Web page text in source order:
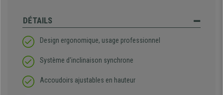
DÉTAILS
Design ergonomique, usage professionnel
Système d'inclinaison synchrone
Accoudoirs ajustables en hauteur